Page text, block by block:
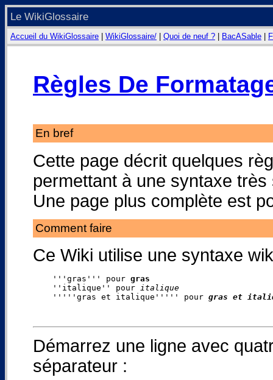
Le WikiGlossaire
Accueil du WikiGlossaire WikiGlossaire/ Quoi de neuf ? BacASable
Règles De
En bref
Cette page décrit quelques
permettant à une syntaxe
Une page plus complète est
Comment faire
Ce Wiki utilise une syntaxe
    '''gras''' pour
gras
    ''italique'' pour
italique
    '''''gras et italique''''' pour
gras et
Démarrez une ligne avec
séparateur :